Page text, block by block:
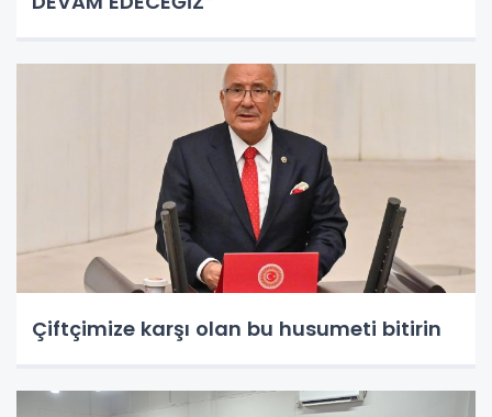
Çiftçimize karşı olan bu husumeti bitirin